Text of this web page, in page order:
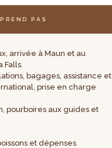
PAS
arrivée à Maun et au
bagages, assistance et
prise en charge
pourboires aux guides et
et dépenses